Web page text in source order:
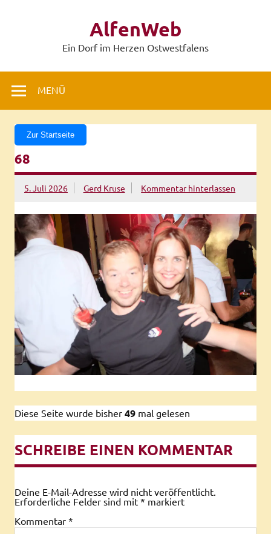
AlfenWeb
Ein Dorf im Herzen Ostwestfalens
MENÜ
Zur Startseite
68
5. Juli 2026 Gerd Kruse Kommentar hinterlassen
Diese Seite wurde bisher 49 mal gelesen
SCHREIBE EINEN KOMMENTAR
Deine E-Mail-Adresse wird nicht veröffentlicht.
Erforderliche Felder sind mit * markiert
Kommentar *